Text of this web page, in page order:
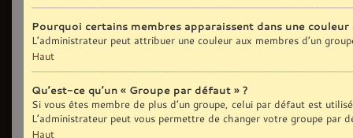
Pourquoi certains membres apparaissent dans une
L’administrateur peut attribuer une couleur aux membres d’un
Haut
Qu’est-ce qu’un « Groupe par défaut » ?
Si vous êtes membre de plus d’un groupe, celui par défaut est
L’administrateur peut vous permettre de changer votre groupe par
Haut